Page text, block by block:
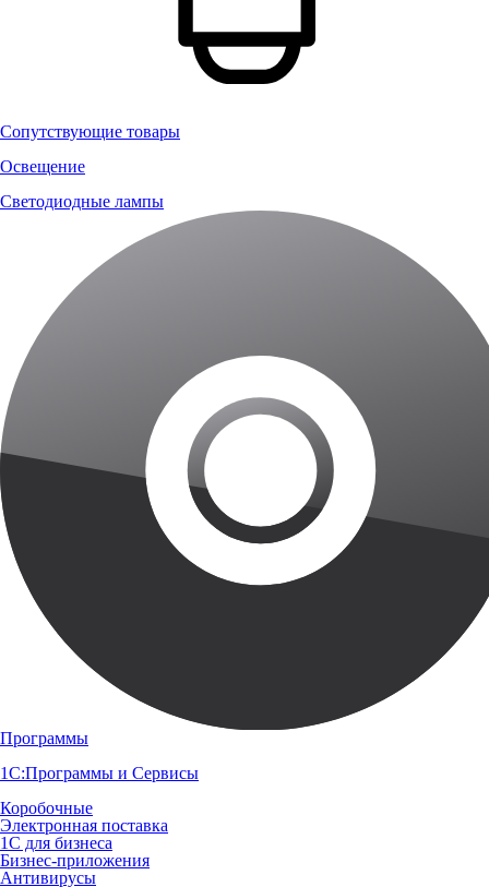
Сопутствующие товары
Освещение
Светодиодные лампы
Программы
1С:Программы и Сервисы
Коробочные
Электронная поставка
1С для бизнеса
Бизнес-приложения
Антивирусы